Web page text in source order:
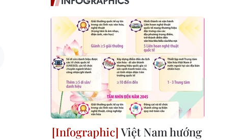
Việt Nam hướng